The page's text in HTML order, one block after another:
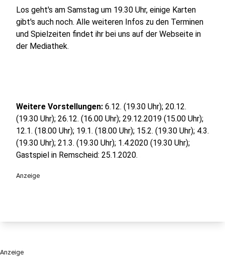
Los geht's am Samstag um 19.30 Uhr, einige Karten
gibt's auch noch. Alle weiteren Infos zu den Terminen
und Spielzeiten findet ihr bei uns auf der Webseite in
der Mediathek.
Weitere Vorstellungen: 6.12. (19.30 Uhr); 20.12.
(19.30 Uhr); 26.12. (16.00 Uhr); 29.12.2019 (15.00 Uhr);
12.1. (18.00 Uhr); 19.1. (18.00 Uhr); 15.2. (19.30 Uhr); 4.3.
(19.30 Uhr); 21.3. (19.30 Uhr); 1.4.2020 (19.30 Uhr);
Gastspiel in Remscheid: 25.1.2020.
Anzeige
Anzeige